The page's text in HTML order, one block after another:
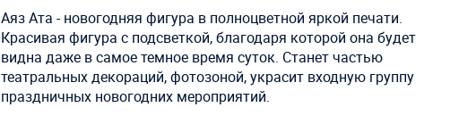
Аяз Ата - новогодняя фигура в полноцветной яркой печати.
Красивая фигура с подсветкой, благодаря которой она будет
видна даже в самое темное время суток. Станет частью
театральных декораций, фотозоной, украсит входную группу
праздничных новогодних мероприятий.